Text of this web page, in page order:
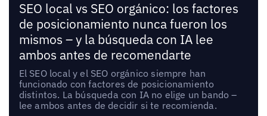
SEO local vs SEO orgánico: los factores
de posicionamiento nunca fueron los
mismos – y la búsqueda con IA lee
ambos antes de recomendarte
El SEO local y el SEO orgánico siempre han
funcionado con factores de posicionamiento
distintos. La búsqueda con IA no elige un bando –
lee ambos antes de decidir si te recomienda.